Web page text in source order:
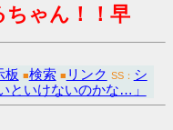
ゃん！！早
板 ■検索 ■ リンク SS： シ
といけないのかな…」